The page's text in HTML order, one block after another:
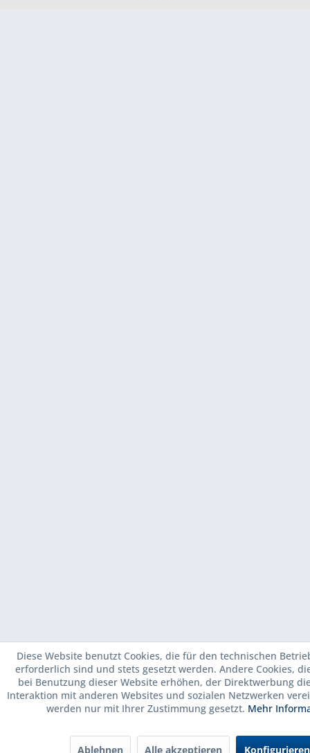
Diese Website benutzt Cookies, die für den technischen
erforderlich sind und stets gesetzt werden. Andere Cookies,
bei Benutzung dieser Website erhöhen, der Direktwerbung
Interaktion mit anderen Websites und sozialen Netzwerken
werden nur mit Ihrer Zustimmung gesetzt. Mehr
Ablehnen Alle akzeptieren Konfigurieren